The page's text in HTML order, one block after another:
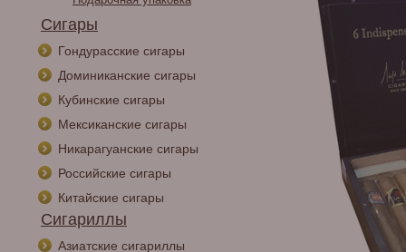
Сигары
Гондурасские сигары
Доминиканские сигары
Кубинские сигары
Мексиканские сигары
Никарагуанские сигары
Российские сигары
Китайские сигары
Сигариллы
Азиатские сигариллы